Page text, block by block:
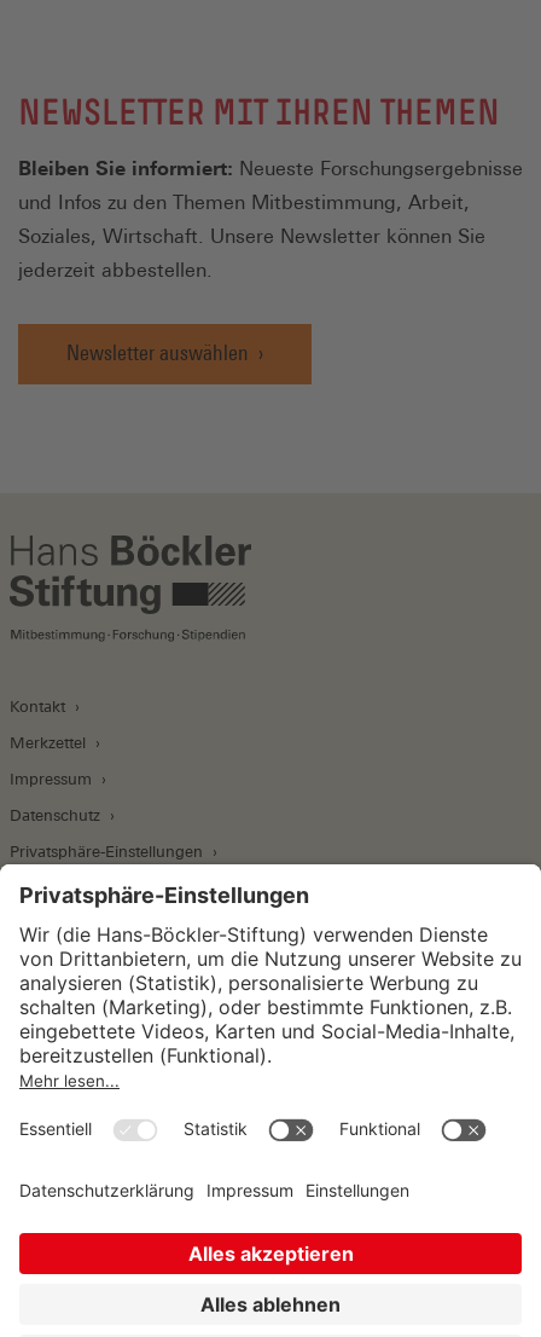
NEWSLETTER MIT IHREN THEMEN
Bleiben Sie informiert: Neueste Forschungsergebnisse
und Infos zu den Themen Mitbestimmung, Arbeit,
Soziales, Wirtschaft. Unsere Newsletter können Sie
jederzeit abbestellen.
Newsletter auswählen
Kontakt
Merkzettel
Impressum
Datenschutz
Privatsphäre-Einstellungen
Wirtschafts- und Sozialwissenschaftliches Institut
Institut für Makroökonomie und
Konjunkturforschung
Unternehmensführung
Sozialrecht